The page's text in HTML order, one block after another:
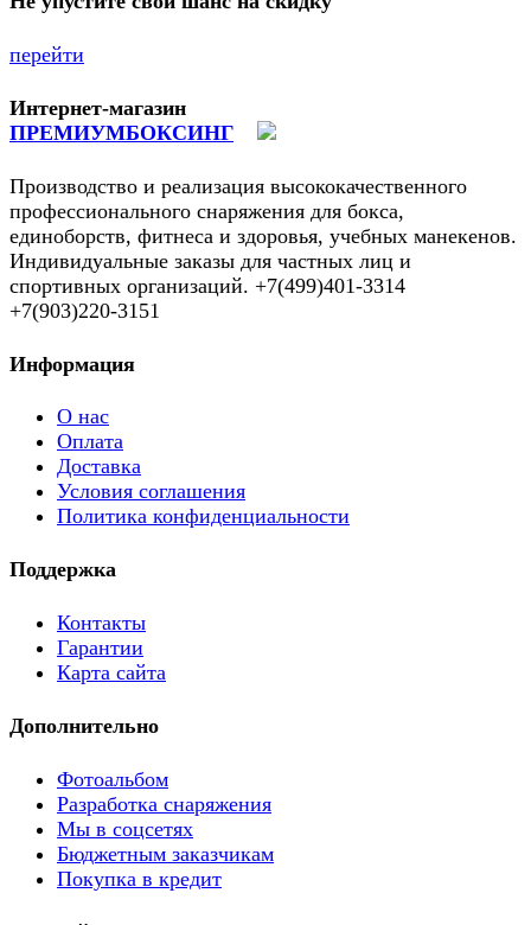
перейти
Интернет-магазин
ПРЕМИУМБОКСИНГ
Производство и реализация высококачественного
профессионального снаряжения для бокса,
единоборств, фитнеса и здоровья, учебных манекенов.
Индивидуальные заказы для частных лиц и
спортивных организаций. +7(499)401-3314
+7(903)220-3151
Информация
О нас
Оплата
Доставка
Условия соглашения
Политика конфиденциальности
Поддержка
Контакты
Гарантии
Карта сайта
Дополнительно
Фотоальбом
Разработка снаряжения
Мы в соцсетях
Бюджетным заказчикам
Покупка в кредит